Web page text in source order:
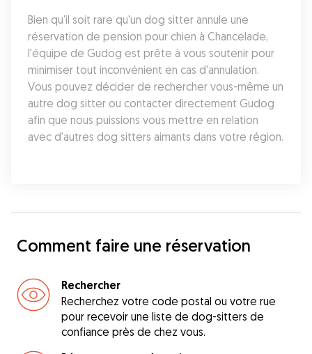
Bien qu'il soit rare qu'un dog sitter annule une
réservation de pension pour chien à Chancelade,
l'équipe de Gudog est prête à vous soutenir pour
minimiser tout inconvénient en cas d'annulation.
Vous pouvez décider de rechercher vous-même un
autre dog sitter ou contacter directement Gudog
afin que nous puissions vous mettre en relation
avec d'autres dog sitters aimants dans votre région.
Comment faire une réservation
Rechercher
Recherchez votre code postal ou votre rue
pour recevoir une liste de dog-sitters de
confiance près de chez vous.